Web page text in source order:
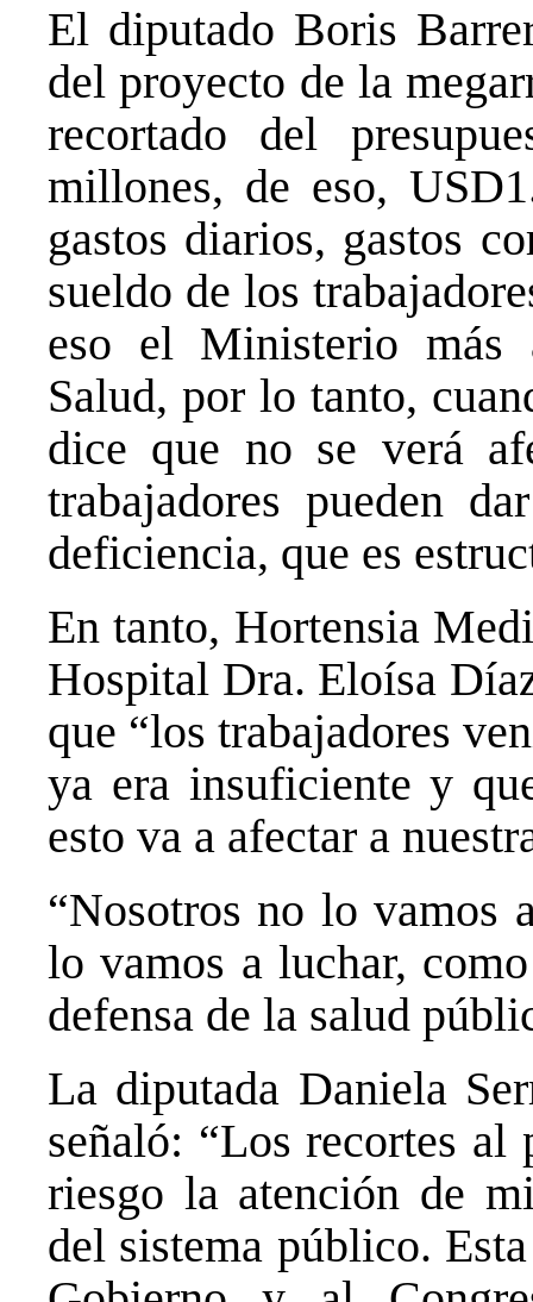
El diputado Boris
del proyecto de la
recortado del
millones, de eso,
gastos diarios, gastos
sueldo de los
eso el Ministerio más
Salud, por lo tanto,
dice que no se verá
trabajadores pueden
deficiencia, que es
En tanto, Hortensia
Hospital Dra. Eloísa
que “los trabajadores
ya era insuficiente y
esto va a afectar a
“Nosotros no lo vamos
lo vamos a luchar,
defensa de la salud
La diputada Daniela
señaló: “Los recortes al
riesgo la atención de
del sistema público.